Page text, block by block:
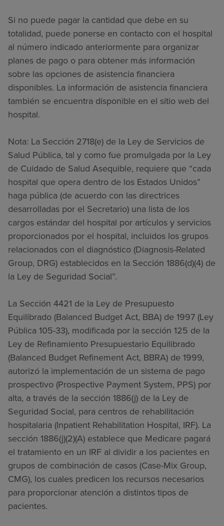
Si no puede pagar la cantidad que debe en su
totalidad, puede ponerse en contacto con el hospital
al número indicado anteriormente para organizar
planes de pago o para obtener más información
sobre las opciones de asistencia financiera
disponibles. La información de asistencia financiera
también se encuentra disponible en el sitio web del
hospital.
Nota: La Sección 2718(e) de la Ley de Servicios de
Salud Pública, tal y como fue promulgada por la Ley
de Cuidado de Salud Asequible, requiere que “cada
hospital que opera dentro de los Estados Unidos”
haga pública (de acuerdo con las directrices
desarrolladas por el Secretario) una lista de los
cargos estándar del hospital por artículos y servicios
proporcionados por el hospital, incluidos los grupos
relacionados con el diagnóstico (Diagnosis-Related
Group, DRG) establecidos en la Sección 1886(d)(4) de
la Ley de Seguridad Social”.
La Sección 4421 de la Ley de Presupuesto
Equilibrado (Balanced Budget Act, BBA) de 1997 (Ley
Pública 105-33), modificada por la sección 125 de la
Ley de Refinamiento Presupuestario Equilibrado
(Balanced Budget Refinement Act, BBRA) de 1999,
autorizó la implementación de un sistema de pago
prospectivo (Prospective Payment System, PPS) por
alta, a través de la sección 1886(j) de la Ley de
Seguridad Social, para centros de rehabilitación
hospitalaria (Inpatient Rehabilitation Hospital, IRF). La
sección 1886(j)(2)(A) establece que Medicare pagará
el tratamiento en un IRF al dividir a los pacientes en
grupos de combinación de casos (Case-Mix Group,
CMG), los cuales predicen los recursos necesarios
para proporcionar atención a distintos tipos de
pacientes.